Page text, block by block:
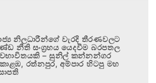
නිලධාරීන්ගේ වැරදි තීරණවලට
නීති සංග්‍රහය යෙදවීම බරපතල
– සුනිල් කන්නන්ගර
රත්නපුර, අම්පාර හිටපු මහ